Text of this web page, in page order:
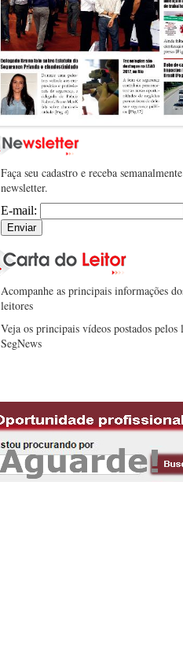
Faça seu cadastro e receba
newsletter.
E-mail:
Acompanhe as principais informações
leitores
Veja os principais vídeos postados pelos
SegNews